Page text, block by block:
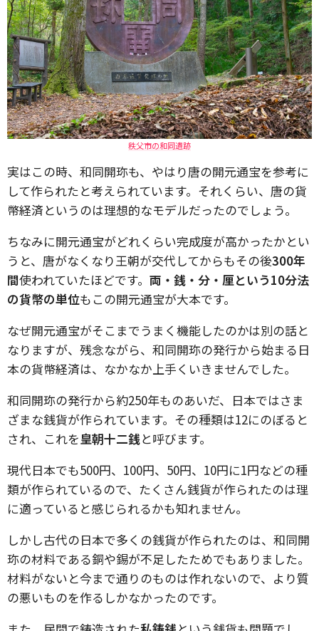
秩父市の和同遺跡
実はこの時、和同開珎も、やはり唐の開元通宝を参考に
して作られたと考えられています。それくらい、唐の貨
幣経済というのは理想的なモデルだったのでしょう。
ちなみに開元通宝がどれくらい完成度が高かったかとい
うと、唐がなくなり王朝が交代してからもその後300年
間使われていたほどです。 両・銭・分・厘という10分法
の貨幣の単位もこの開元通宝が大本です。
なぜ開元通宝がそこまでうまく機能したのかは別の話と
なりますが、残念ながら、和同開珎の発行から始まる日
本の貨幣経済は、なかなか上手くいきませんでした。
和同開珎の発行から約250年ものあいだ、日本ではさま
ざまな銭貨が作られています。その種類は12にのぼると
され、これを皇朝十二銭と呼びます。
現代日本でも500円、100円、50円、10円に1円などの種
類が作られているので、たくさん銭貨が作られたのは理
に適っていると感じられるかも知れません。
しかし古代の日本で多くの銭貨が作られたのは、和同開
珎の材料である銅や錫が不足したためでもありました。
材料がないと今まで通りのものは作れないので、より質
の悪いものを作るしかなかったのです。